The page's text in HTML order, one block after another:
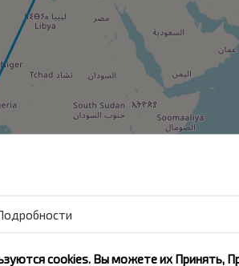
р-н
cookies. Вы можете их Принять,